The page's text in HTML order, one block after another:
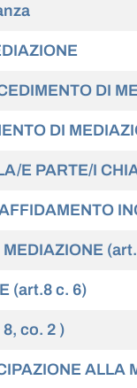
DI
DI
E PARTE/I
MEDIAZIONE
(art.8 c. 6)
co. 2 )
ALLA